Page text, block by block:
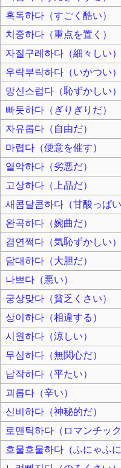
혹독하다（すごく酷い）
치중하다（重点を置く）
자질구레하다（細々しい）
우락부락하다（いかつい）
망신스럽다（恥ずかしい）
빠듯하다（ぎりぎりだ）
자유롭다（自由だ）
마렵다（便意を催す）
열악하다（劣悪だ）
고상하다（上品だ）
새콤달콤하다（甘酸っぱい
완곡하다（婉曲だ）
겸연쩍다（気恥ずかしい）
담대하다（大胆だ）
나쁘다（悪い）
궁상맞다（貧乏くさい）
상이하다（相違する）
시원하다（涼しい）
무심하다（無関心だ）
납작하다（平たい）
괴롭다（辛い）
신비하다（神秘的だ）
로맨틱하다（ロマンチック
흐물흐물하다（ふにゃふに